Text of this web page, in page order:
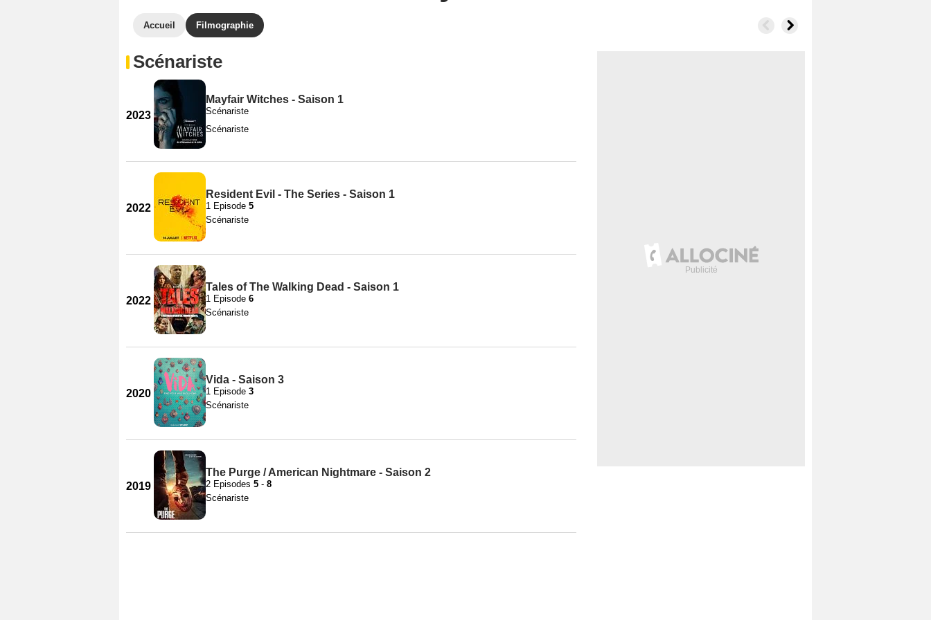
Accueil Filmographie
Scénariste
2023
Mayfair Witches - Saison 1
Scénariste
Scénariste
2022
Resident Evil - The Series - Saison 1
1 Episode 5
Scénariste
2022
Tales of The Walking Dead - Saison 1
1 Episode 6
Scénariste
2020
Vida - Saison 3
1 Episode 3
Scénariste
2019
The Purge / American Nightmare - Saison 2
2 Episodes 5 - 8
Scénariste